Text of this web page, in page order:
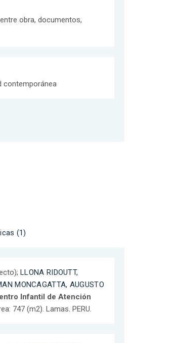
entre obra, documentos,
contemporánea
(1)
LLONA RIDOUTT,
MONCAGATTA, AUGUSTO
Infantil de Atención
747 (m2). Lamas. PERU.